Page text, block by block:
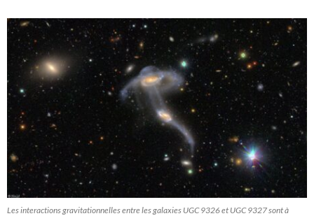
Les interactions gravitationnelles entre les galaxies UGC 9326 et UGC 9327 sont à